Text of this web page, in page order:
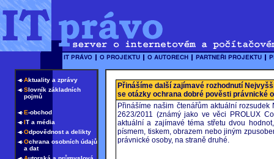
Aktuality a zprávy
Slovník základních
pojmů
E-obchod
IT a média
Odpovědnost a delikty
Ochrana osobních údajů
a dat
Přinášíme další zajímavé rozhodnutí
se otázky ochrana dobré pověsti právnické
Přinášíme našim čtenářům aktuální
2623/2011 (známý jako ve věci PROLUX
aktuální a zajímavé téma střetu dvou
písmem, tiskem, obrazem nebo jiným
právnické osoby, na straně druhé.